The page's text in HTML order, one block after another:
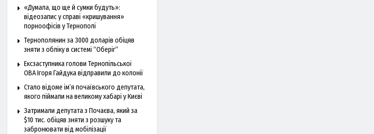
«Думала, що ще й сумки будуть»:
відеозапис у справі «кришування»
порноофісів у Тернополі
Тернополянин за 3000 доларів обіцяв
зняти з обліку в системі “Оберіг”
Ексзаступника голови Тернопільської
ОВА Ігоря Гайдука відправили до колонії
Стало відоме ім’я почаївського депутата,
якого піймали на великому хабарі у Києві
Затримали депутата з Почаєва, який за
$10 тис. обіцяв зняти з розшуку та
забронювати від мобілізації